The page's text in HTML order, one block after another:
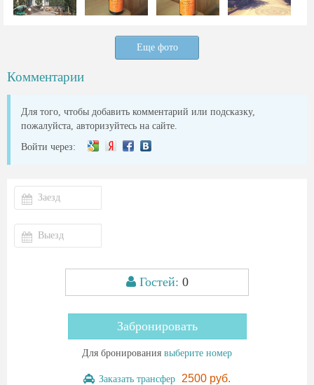
Еще фото
Комментарии
Для того, чтобы добавить комментарий или подсказку,
пожалуйста, авторизуйтесь на сайте.
Войти через:
Гостей: 0
Забронировать
Для бронирования выберите номер
Заказать трансфер 2500 руб.